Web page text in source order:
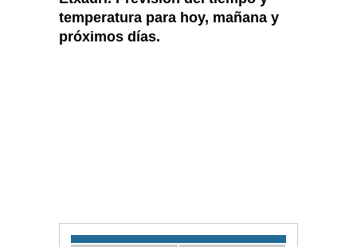
temperatura para hoy, mañana y
próximos días.